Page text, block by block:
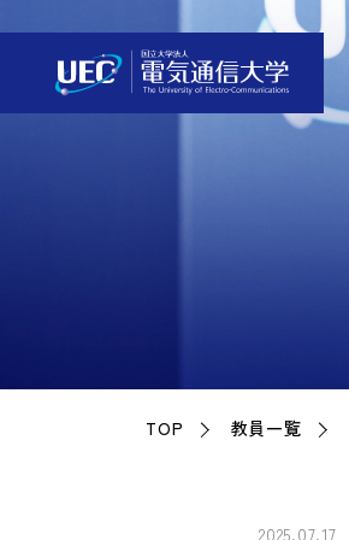
TOP 教員一覧
2025.07.17